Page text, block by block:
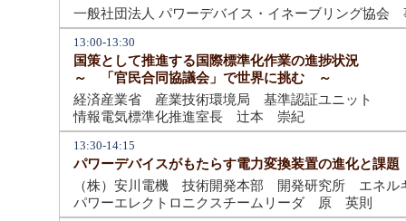
一般社団法人 パワーデバイス・イネーブリング協
13:00-13:30
国策として推進する国際標準化作業の進捗状況
～ 「官民合同協議会」で世界に挑む ～
経済産業省 産業技術環境局 基準認証ユニット
情報電気標準化推進室長 辻本 崇紀
13:30-14:15
パワーデバイスがもたらす電力変換装置の進化と課題
（株）安川電機 技術開発本部 開発研究所 エネル
パワーエレクトロニクスチームリーダ 原 英則